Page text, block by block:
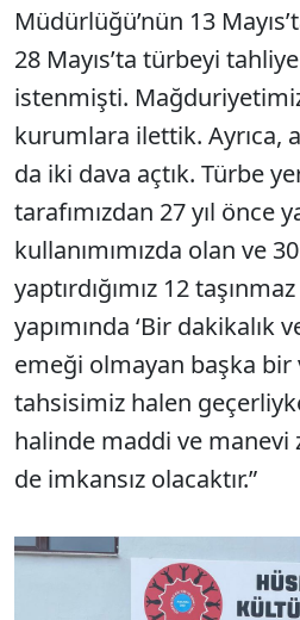
Müdürlüğü’nün 13
28 Mayıs’ta türbeyi
istenmişti.
kurumlara ilettik. Ayrıca,
da iki dava açtık. Türbe
tarafımızdan 27 yıl önce
kullanımımızda olan ve
yaptırdığımız 12
yapımında ‘Bir dakikalık
emeği olmayan başka bir
tahsisimiz halen
halinde maddi ve manevi
de imkansız olacaktır.”